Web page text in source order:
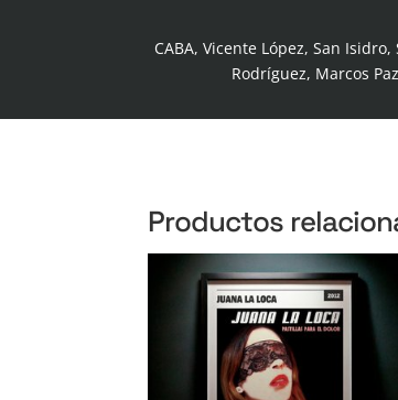
CABA, Vicente López, San
Rodríguez, Marcos
Productos